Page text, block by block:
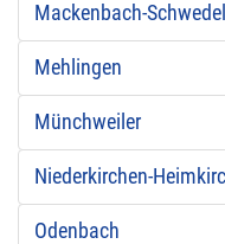
Mackenbach-
Mehlingen
Münchweiler
Niederkirchen-
Odenbach